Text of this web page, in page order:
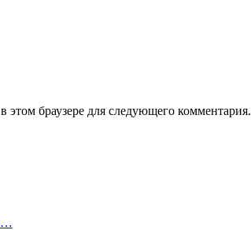
браузере для следующего комментария.